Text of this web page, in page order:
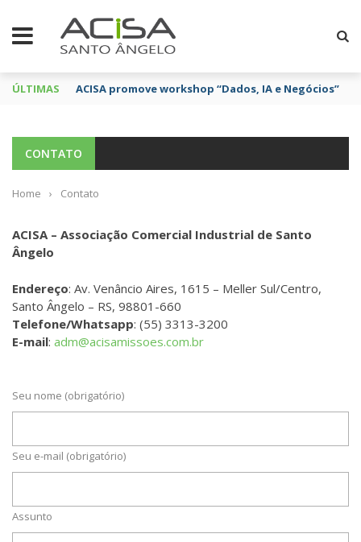
ÚLTIMAS ACISA promove workshop “Dados, IA e Negócios”
CONTATO
Home › Contato
ACISA – Associação Comercial Industrial de Santo
Ângelo
Endereço: Av. Venâncio Aires, 1615 – Meller Sul/Centro,
Santo Ângelo – RS, 98801-660
Telefone/Whatsapp: (55) 3313-3200
E-mail: adm@acisamissoes.com.br
Seu nome (obrigatório)
Seu e-mail (obrigatório)
Assunto